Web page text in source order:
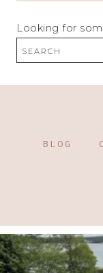
Looking for
BLOG